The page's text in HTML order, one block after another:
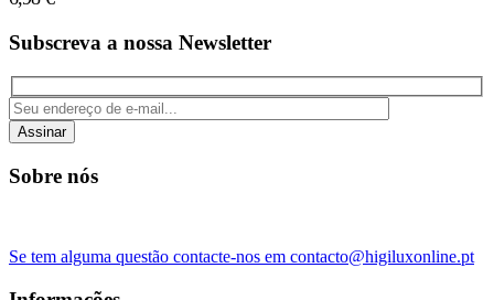
Subscreva a nossa Newsletter
Assinar
Sobre nós
Se tem alguma questão contacte-nos em contacto@higiluxonline.pt